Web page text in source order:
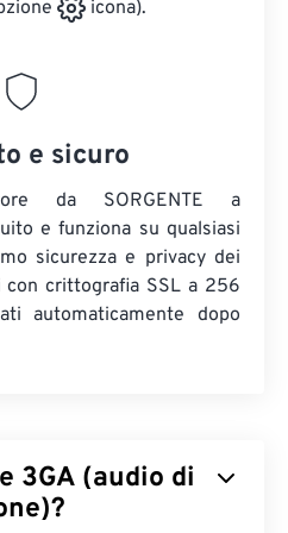
icona).
e sicuro
da SORGENTE a
e funziona su qualsiasi
sicurezza e privacy dei
crittografia SSL a 256
automaticamente dopo
3GA (audio di